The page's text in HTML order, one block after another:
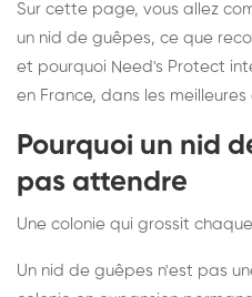
Sur cette page, vous allez
un nid de guêpes, ce que
et pourquoi Need's Protect
en France, dans les
Pourquoi un nid
pas attendre
Une colonie qui grossit
Un nid de guêpes n'est pas